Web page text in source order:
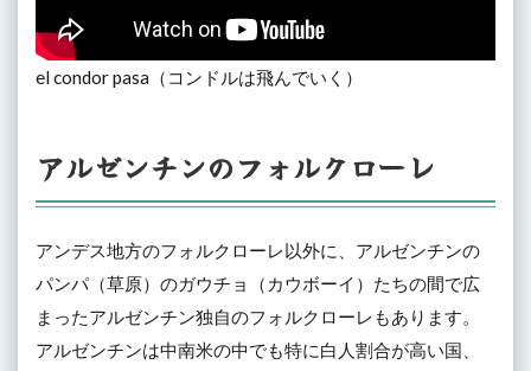
el condor pasa（コンドルは飛んでいく）
アルゼンチンのフォルクローレ
アンデス地方のフォルクローレ以外に、アルゼンチンの
パンパ（草原）のガウチョ（カウボーイ）たちの間で広
まったアルゼンチン独自のフォルクローレもあります。
アルゼンチンは中南米の中でも特に白人割合が高い国、